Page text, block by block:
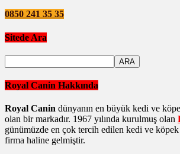
0850 241 35 35
Sitede Ara
Royal Canin Hakkında
Royal Canin dünyanın en büyük kedi ve
olan bir markadır. 1967 yılında kurulmuş olan
günümüzde en çok tercih edilen kedi ve köpek
firma haline gelmiştir.